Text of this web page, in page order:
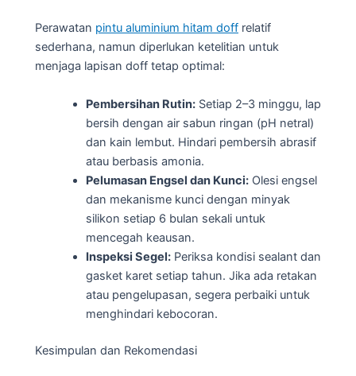
Perawatan pintu aluminium hitam doff relatif
sederhana, namun diperlukan ketelitian untuk
menjaga lapisan doff tetap optimal:
Pembersihan Rutin:Setiap 2–3 minggu, lap
bersih dengan air sabun ringan (pH netral)
dan kain lembut. Hindari pembersih abrasif
atau berbasis amonia.
Pelumasan Engsel dan Kunci:Olesi engsel
dan mekanisme kunci dengan minyak
silikon setiap 6 bulan sekali untuk
mencegah keausan.
Inspeksi Segel:Periksa kondisi sealant dan
gasket karet setiap tahun. Jika ada retakan
atau pengelupasan, segera perbaiki untuk
menghindari kebocoran.
Kesimpulan dan Rekomendasi